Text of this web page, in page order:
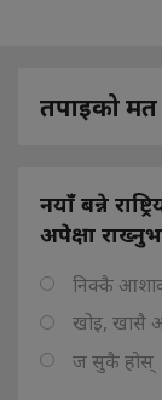
तपाइको मत
नयाँ बन्ने
अपेक्षा
निक्कै
खोइ, खासै
ज सुकै होस्